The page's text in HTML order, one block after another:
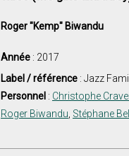
Roger "Kemp" Biwandu
Année : 2017
Label / référence : Jazz
Personnel : Christophe
Roger Biwandu Stéphane